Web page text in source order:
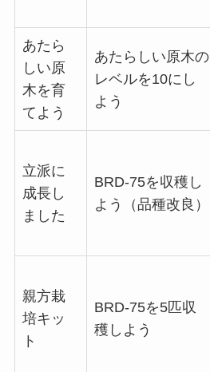
あたら
しい原
木を育
てよう
あたらしい原木の
レベルを10にし
よう
立派に
成長し
ました
BRD-75を収穫し
よう（品種改良）
親方栽
培キッ
ト
BRD-75を5匹収
穫しよう